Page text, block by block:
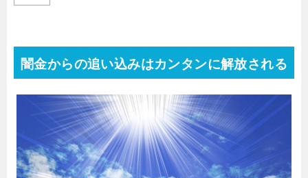
闇金からの追い込みはカンタンに解放される